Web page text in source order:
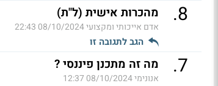
8
. מהכרות אישית (ל"ת)
אדם אייכותי ומקצועי08/10/2024 22:43
הגב לתגובה זו
7
. מה זה מתכנן פיננסי ?
אנונימי08/10/2024 12:37